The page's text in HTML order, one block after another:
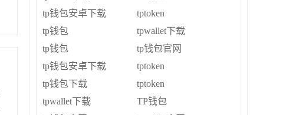
tp钱包安卓下载
tptoken
tp钱包
tpwallet下载
tp钱包
tp钱包官网
tp钱包安卓下载
tptoken
tp钱包下载
tptoken
tpwallet下载
TP钱包